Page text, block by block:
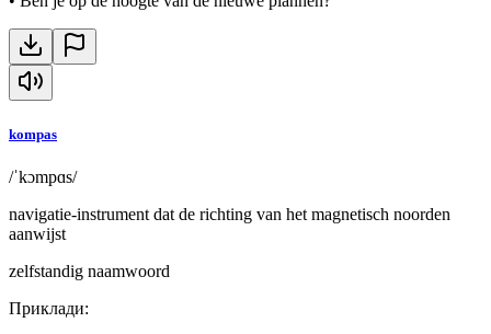
kompas
/ˈkɔmpɑs/
navigatie-instrument dat de richting van het magnetisch noorden
aanwijst
zelfstandig naamwoord
Приклади: